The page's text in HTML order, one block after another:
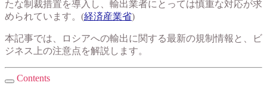
たな制裁措置を導入し、輸出業者にとっては慎重な対応が求
められています。(経済産業省)
本記事では、ロシアへの輸出に関する最新の規制情報と、ビ
ジネス上の注意点を解説します。
Contents